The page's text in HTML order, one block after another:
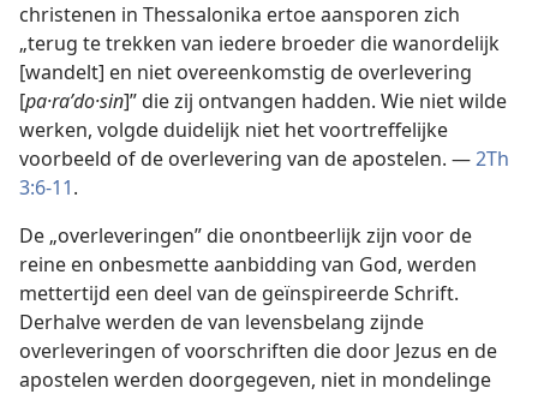
christenen in Thessalonika ertoe aansporen zich
„terug te trekken van iedere broeder die wanordelijk
[wandelt] en niet overeenkomstig de overlevering
[pa·raʹdo·sin]” die zij ontvangen hadden. Wie niet wilde
werken, volgde duidelijk niet het voortreffelijke
voorbeeld of de overlevering van de apostelen. —2Th
3:6-11.
De „overleveringen” die onontbeerlijk zijn voor de
reine en onbesmette aanbidding van God, werden
mettertijd een deel van de geïnspireerde Schrift.
Derhalve werden de van levensbelang zijnde
overleveringen of voorschriften die door Jezus en de
apostelen werden doorgegeven, niet in mondelinge